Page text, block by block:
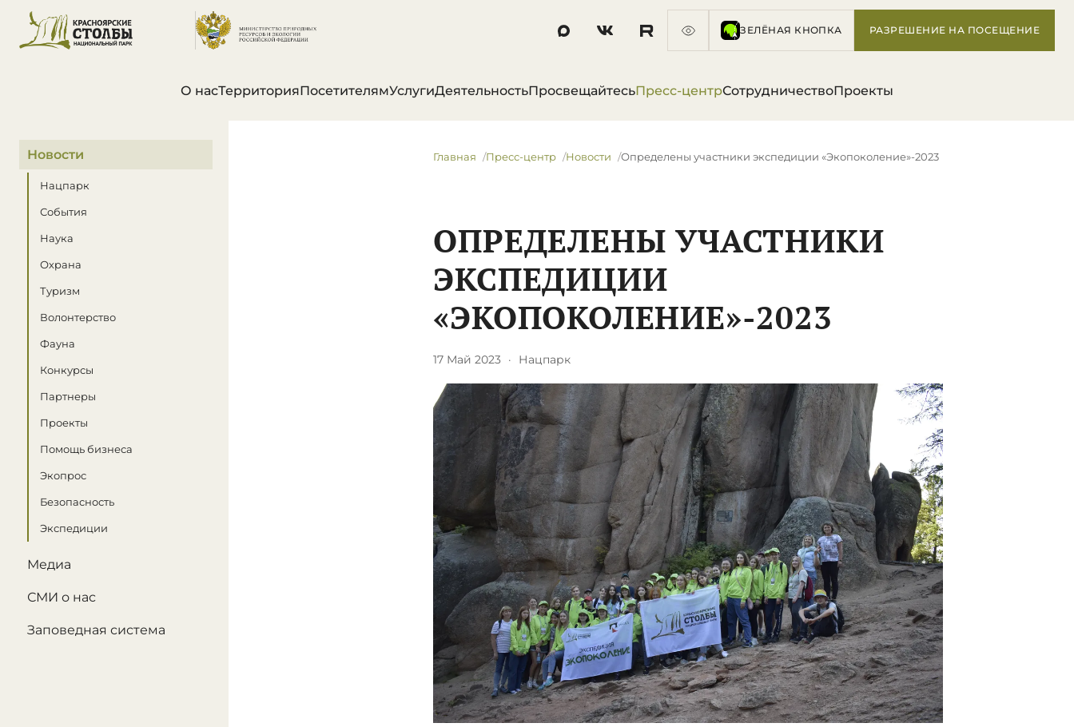
ЗЕЛЁНАЯ КНОПКА РАЗРЕШЕНИЕ НА ПОСЕЩЕНИЕ
О насТерриторияПосетителямУслугиДеятельностьПросвещайтесьПресс-центрСотрудничествоПроекты
В этом разделе
Новости
Нацпарк
События
Наука
Охрана
Туризм
Волонтерство
Фауна
Конкурсы
Партнеры
Проекты
Помощь бизнеса
Экопрос
Безопасность
Экспедиции
Медиа
СМИ о нас
Заповедная система
Главная Пресс-центр Новости Определены участники экспедиции «Экопоколение»-2023
ОПРЕДЕЛЕНЫ УЧАСТНИКИ
ЭКСПЕДИЦИИ
«ЭКОПОКОЛЕНИЕ»-2023
17 Май 2023 · Нацпарк